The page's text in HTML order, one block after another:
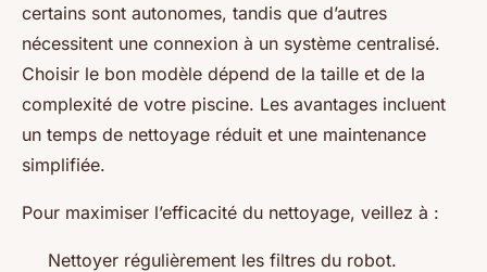
certains sont autonomes, tandis que d’autres
nécessitent une connexion à un système centralisé.
Choisir le bon modèle dépend de la taille et de la
complexité de votre piscine. Les avantages incluent
un temps de nettoyage réduit et une maintenance
simplifiée.
Pour maximiser l’efficacité du nettoyage, veillez à :
Nettoyer régulièrement les filtres du robot.